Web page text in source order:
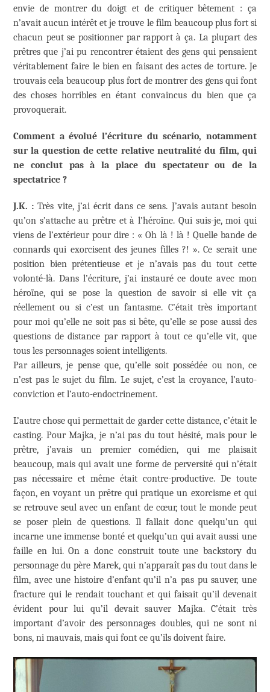
envie de montrer du doigt et de critiquer bêtement : ça
n’avait aucun intérêt et je trouve le film beaucoup plus fort si
chacun peut se positionner par rapport à ça. La plupart des
prêtres que j’ai pu rencontrer étaient des gens qui pensaient
véritablement faire le bien en faisant des actes de torture. Je
trouvais cela beaucoup plus fort de montrer des gens qui font
des choses horribles en étant convaincus du bien que ça
provoquerait.
Comment a évolué l’écriture du scénario, notamment
sur la question de cette relative neutralité du film, qui
ne conclut pas à la place du spectateur ou de la
spectatrice ?
J.K. : Très vite, j’ai écrit dans ce sens. J’avais autant besoin
qu’on s’attache au prêtre et à l’héroïne. Qui suis-je, moi qui
viens de l’extérieur pour dire : « Oh là ! là ! Quelle bande de
connards qui exorcisent des jeunes filles ?! ». Ce serait une
position bien prétentieuse et je n’avais pas du tout cette
volonté-là. Dans l’écriture, j’ai instauré ce doute avec mon
héroïne, qui se pose la question de savoir si elle vit ça
réellement ou si c’est un fantasme. C’était très important
pour moi qu’elle ne soit pas si bête, qu’elle se pose aussi des
questions de distance par rapport à tout ce qu’elle vit, que
tous les personnages soient intelligents.
Par ailleurs, je pense que, qu’elle soit possédée ou non, ce
n’est pas le sujet du film. Le sujet, c’est la croyance, l’auto-
conviction et l’auto-endoctrinement.
L’autre chose qui permettait de garder cette distance, c’était le
casting. Pour Majka, je n’ai pas du tout hésité, mais pour le
prêtre, j’avais un premier comédien, qui me plaisait
beaucoup, mais qui avait une forme de perversité qui n’était
pas nécessaire et même était contre-productive. De toute
façon, en voyant un prêtre qui pratique un exorcisme et qui
se retrouve seul avec un enfant de cœur, tout le monde peut
se poser plein de questions. Il fallait donc quelqu’un qui
incarne une immense bonté et quelqu’un qui avait aussi une
faille en lui. On a donc construit toute une backstory du
personnage du père Marek, qui n’apparaît pas du tout dans le
film, avec une histoire d’enfant qu’il n’a pas pu sauver, une
fracture qui le rendait touchant et qui faisait qu’il devenait
évident pour lui qu’il devait sauver Majka. C’était très
important d’avoir des personnages doubles, qui ne sont ni
bons, ni mauvais, mais qui font ce qu’ils doivent faire.